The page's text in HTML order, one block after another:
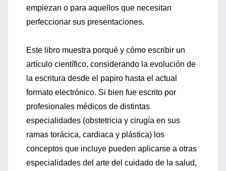
empiezan o para aquellos que necesitan
perfeccionar sus presentaciones.
Este libro muestra porqué y cómo escribir un
artículo científico, considerando la evolución de
la escritura desde el papiro hasta el actual
formato electrónico. Si bien fue escrito por
profesionales médicos de distintas
especialidades (obstetricia y cirugía en sus
ramas torácica, cardiaca y plástica) los
conceptos que incluye pueden aplicarse a otras
especialidades del arte del cuidado de la salud,